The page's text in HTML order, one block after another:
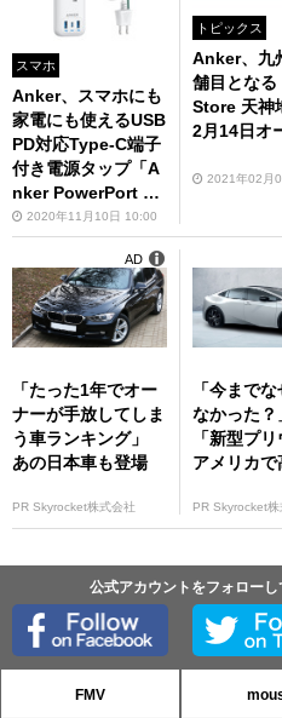
スマホ
Anker、スマホにも
家電にも使えるUSB
PD対応Type-C端子
付き電源タップ「A
nker PowerPort Str
ip」2020年11月10日 10:00
トピックス
Anker、九
舗目とな
Store 天神
2月14日オ
2021年02月
「たった1年でオー
ナーが手放してしま
う車ランキング」
あの日本車も登場
PR Skyrocket株式会社
AD
「今まで
なかった？
「新型プ
アメリカで
PR Skyrocket株
公式アカウントをフォロー
FMV